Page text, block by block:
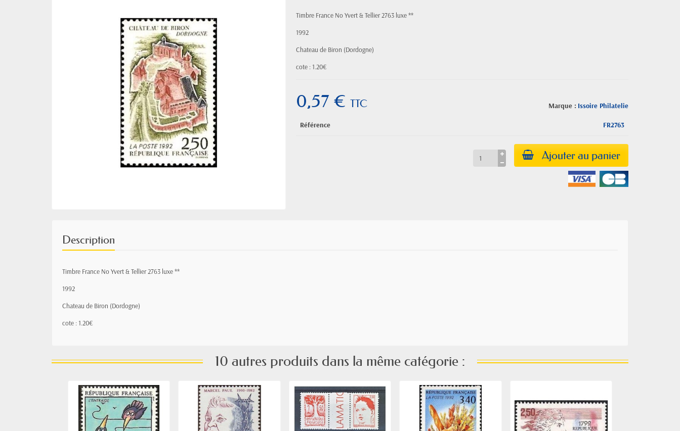
Timbre France No Yvert & Tellier 2763 luxe **
1992
Chateau de Biron (Dordogne)
cote : 1.20€
Marque : Issoire Philatelie
0,57 €TTC
Référence FR2763
Ajouter au panier
Description
Timbre France No Yvert & Tellier 2763 luxe **
1992
Chateau de Biron (Dordogne)
cote : 1.20€
10 autres produits dans la même catégorie :